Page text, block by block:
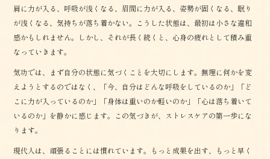
肩に力が入る、呼吸が浅くなる、眉間に力が入る、姿勢が固くなる、眠り
が浅くなる、気持ちが落ち着かない。こうした状態は、最初は小さな違和
感かもしれません。しかし、それが長く続くと、心身の疲れとして積み重
なっていきます。
気功では、まず自分の状態に気づくことを大切にします。無理に何かを変
えようとするのではなく、「今、自分はどんな呼吸をしているのか」「ど
こに力が入っているのか」「身体は重いのか軽いのか」「心は落ち着いて
いるのか」を静かに感じます。この気づきが、ストレスケアの第一歩にな
ります。
現代人は、頑張ることには慣れています。もっと成果を出す、もっと早く